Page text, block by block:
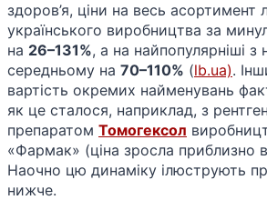
здоров’я, ціни на весь асортимент
українського виробництва за
на 26–131%, а на найпопулярніші з
середньому на 70–110% (lb.ua).
вартість окремих найменувань
як це сталося, наприклад, з
препаратом Томогексол
«Фармак» (ціна зросла приблизно
Наочно цю динаміку ілюструють
нижче.